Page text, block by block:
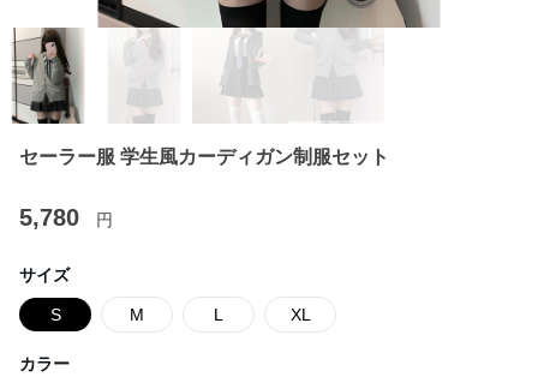
セーラー服 学生風カーディガン制服セット
5,780 円
サイズ
S M L XL
カラー